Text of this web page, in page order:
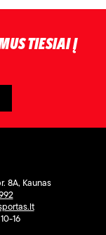
TIESIAI Į
8A, Kaunas
16